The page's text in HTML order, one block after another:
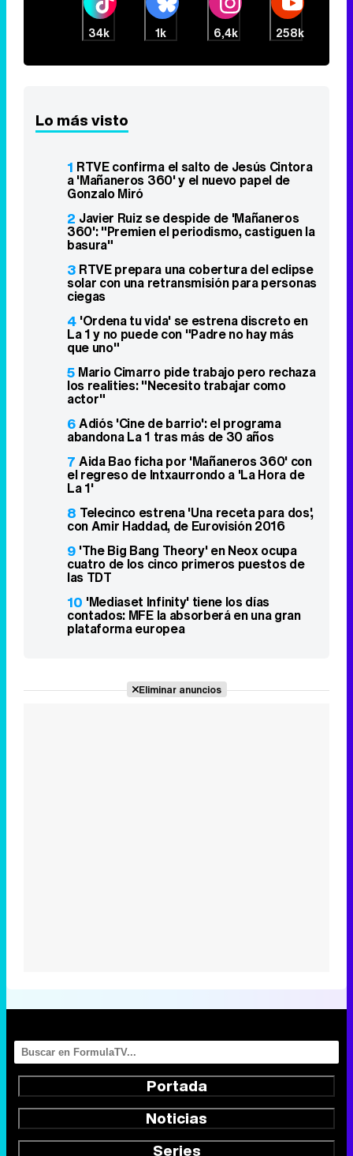
34k 1k 6,4k 258k
Lo más visto
1 RTVE confirma el salto de Jesús Cintora
a 'Mañaneros 360' y el nuevo papel de
Gonzalo Miró
2 Javier Ruiz se despide de 'Mañaneros
360': "Premien el periodismo, castiguen la
basura"
3 RTVE prepara una cobertura del eclipse
solar con una retransmisión para personas
ciegas
4 'Ordena tu vida' se estrena discreto en
La 1 y no puede con "Padre no hay más
que uno"
5 Mario Cimarro pide trabajo pero rechaza
los realities: "Necesito trabajar como
actor"
6Adiós 'Cine de barrio': el programa
abandona La 1 tras más de 30 años
7 Aida Bao ficha por 'Mañaneros 360' con
el regreso de Intxaurrondo a 'La Hora de
La 1'
8 Telecinco estrena 'Una receta para dos',
con Amir Haddad, de Eurovisión 2016
9 'The Big Bang Theory' en Neox ocupa
cuatro de los cinco primeros puestos de
las TDT
10 'Mediaset Infinity' tiene los días
contados: MFE la absorberá en una gran
plataforma europea
Eliminar anuncios
Portada
Noticias
Series